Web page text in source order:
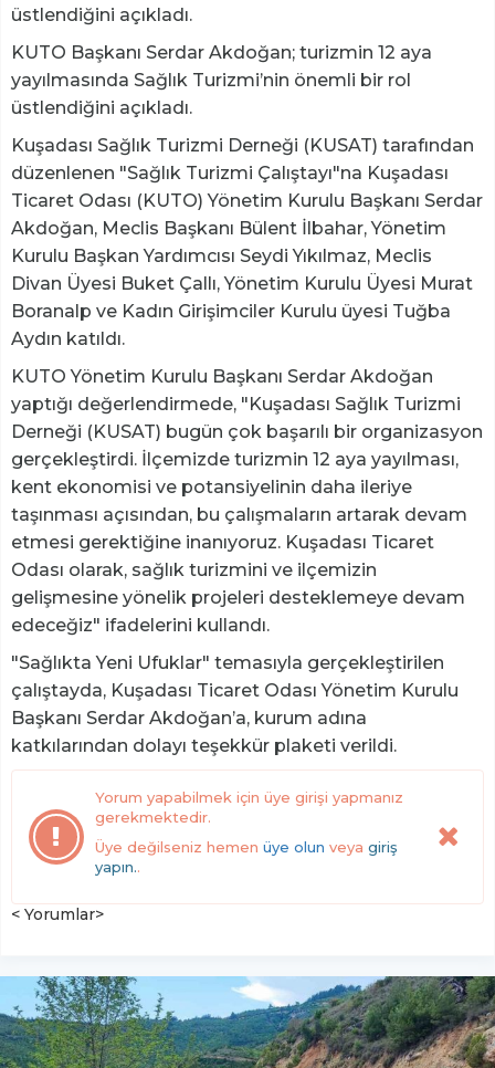
üstlendiğini açıkladı.
KUTO Başkanı Serdar Akdoğan; turizmin 12 aya
yayılmasında Sağlık Turizmi’nin önemli bir rol
üstlendiğini açıkladı.
Kuşadası Sağlık Turizmi Derneği (KUSAT) tarafından
düzenlenen "Sağlık Turizmi Çalıştayı"na Kuşadası
Ticaret Odası (KUTO) Yönetim Kurulu Başkanı Serdar
Akdoğan, Meclis Başkanı Bülent İlbahar, Yönetim
Kurulu Başkan Yardımcısı Seydi Yıkılmaz, Meclis
Divan Üyesi Buket Çallı, Yönetim Kurulu Üyesi Murat
Boranalp ve Kadın Girişimciler Kurulu üyesi Tuğba
Aydın katıldı.
KUTO Yönetim Kurulu Başkanı Serdar Akdoğan
yaptığı değerlendirmede, "Kuşadası Sağlık Turizmi
Derneği (KUSAT) bugün çok başarılı bir organizasyon
gerçekleştirdi. İlçemizde turizmin 12 aya yayılması,
kent ekonomisi ve potansiyelinin daha ileriye
taşınması açısından, bu çalışmaların artarak devam
etmesi gerektiğine inanıyoruz. Kuşadası Ticaret
Odası olarak, sağlık turizmini ve ilçemizin
gelişmesine yönelik projeleri desteklemeye devam
edeceğiz" ifadelerini kullandı.
"Sağlıkta Yeni Ufuklar" temasıyla gerçekleştirilen
çalıştayda, Kuşadası Ticaret Odası Yönetim Kurulu
Başkanı Serdar Akdoğan’a, kurum adına
katkılarından dolayı teşekkür plaketi verildi.
Yorum yapabilmek için üye girişi yapmanız
gerekmektedir.
Üye değilseniz hemen üye olun veya giriş
yapın..
< Yorumlar>